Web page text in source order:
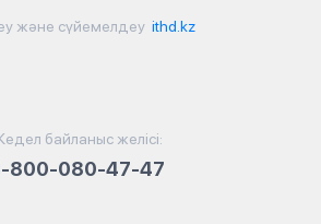
және сүйемелдеу ithd.kz
байланыс желісі:
800-080-47-47